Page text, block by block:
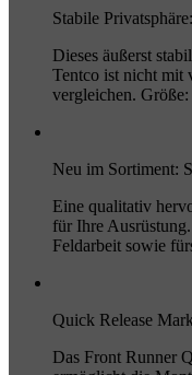
Stabile
Dieses äußerst
Tentco ist nicht mit
vergleichen.
Neu im Sortiment:
Eine qualitativ
für Ihre
Feldarbeit sowie
Quick Release
Das Front Runner